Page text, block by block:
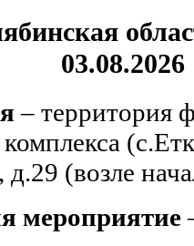
03.08.2026
– территория
д.29 (возле
мероприятие